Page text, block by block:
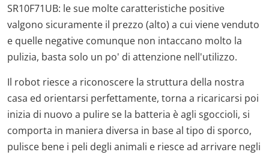
SR10F71UB: le sue molte caratteristiche positive
valgono sicuramente il prezzo (alto) a cui viene venduto
e quelle negative comunque non intaccano molto la
pulizia, basta solo un po' di attenzione nell'utilizzo.
Il robot riesce a riconoscere la struttura della nostra
casa ed orientarsi perfettamente, torna a ricaricarsi poi
inizia di nuovo a pulire se la batteria è agli sgoccioli, si
comporta in maniera diversa in base al tipo di sporco,
pulisce bene i peli degli animali e riesce ad arrivare negli